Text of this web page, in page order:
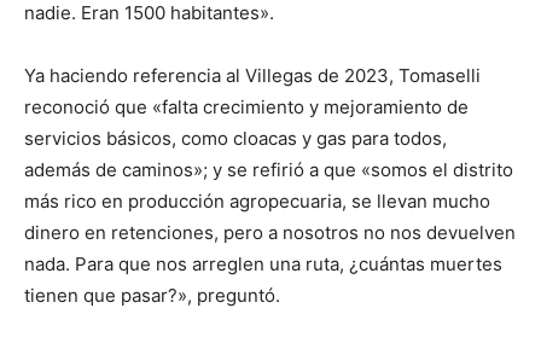
nadie. Eran 1500 habitantes».
Ya haciendo referencia al Villegas de 2023, Tomaselli
reconoció que «falta crecimiento y mejoramiento de
servicios básicos, como cloacas y gas para todos,
además de caminos»; y se refirió a que «somos el distrito
más rico en producción agropecuaria, se llevan mucho
dinero en retenciones, pero a nosotros no nos devuelven
nada. Para que nos arreglen una ruta, ¿cuántas muertes
tienen que pasar?», preguntó.